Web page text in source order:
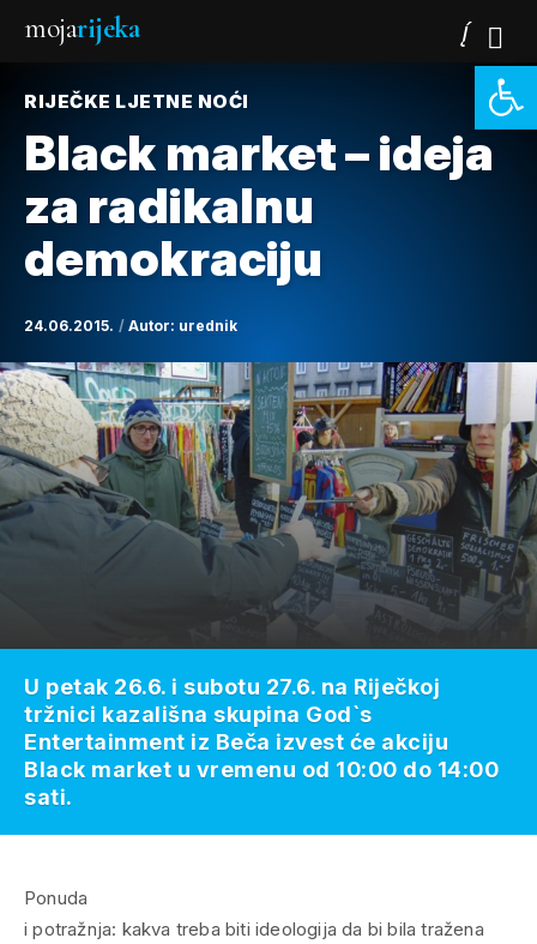
mojarijeka
RIJEČKE LJETNE NOĆI
Black market – ideja
za radikalnu
demokraciju
24.06.2015. Autor: urednik
Ponuda
i potražnja: kakva treba biti ideologija da bi bila tražena
U petak 26.6. i subotu 27.6. na Riječkoj
tržnici kazališna skupina God`s
Entertainment iz Beča izvest će akciju
Black market u vremenu od 10:00 do 14:00
sati.